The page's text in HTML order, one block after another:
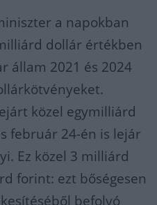
a napokban
dollár értékben
állam 2021 és 2024
közel egymilliárd
február 24-én is lejár
Ez közel 3 milliárd
forint: ezt bőségesen
befolyó